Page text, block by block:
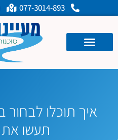
077-3014-893
איך תוכלו לבחור
תעשו את